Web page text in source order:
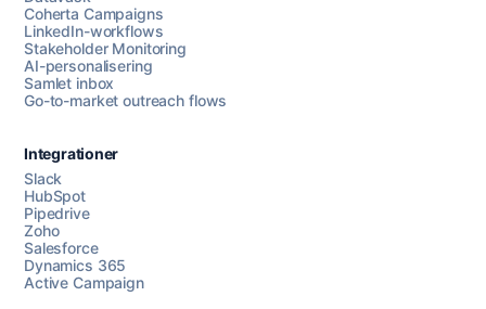
Chat med os
Coherta Campaigns
LinkedIn-workflows
Stakeholder Monitoring
AI-personalisering
Samlet inbox
Go-to-market outreach flows
Integrationer
Slack
HubSpot
Pipedrive
Zoho
Salesforce
Dynamics 365
Active Campaign